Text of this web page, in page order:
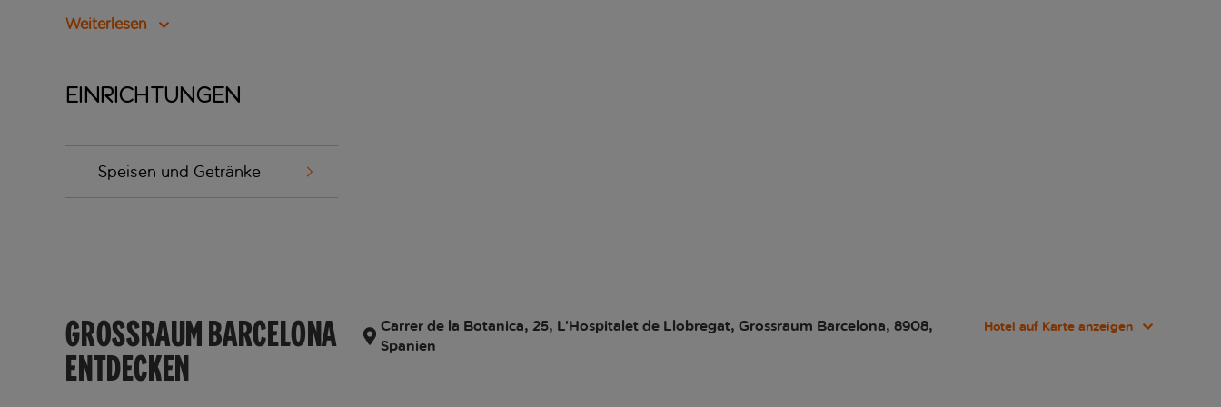
Weiterlesen
Einrichtungen
Speisen und Getränke
GROSSRAUM BARCELONA
ENTDECKEN
Carrer de la Botanica, 25, L’Hospitalet de Llobregat, Grossraum Barcelona, 8908,
Spanien
Hotel auf Karte anzeigen